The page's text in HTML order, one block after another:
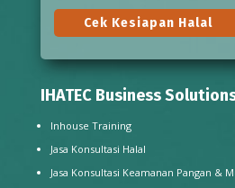
Cek Kesiapan Halal
IHATEC Business
Inhouse Training
Jasa Konsultasi Halal
Jasa Konsultasi Keamanan Pangan &